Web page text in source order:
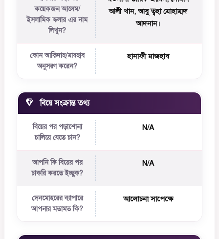
কয়েকজন আলেম/
ইসলামিক স্কলার এর নাম
লিখুন?
আলী খান, আবু ত্বহা মোহাম্মদ
আদনান।
কোন আক্বিদাহ/মাযহাব
অনুসরণ করেন?
হানাফী মাজহাব
বিয়ে সংক্রান্ত তথ্য
বিয়ের পর পড়াশোনা
চালিয়ে যেতে চান?
N/A
আপনি কি বিয়ের পর
চাকরি করতে ইচ্ছুক?
N/A
দেনমোহরের ব্যাপারে
আপনার মতামত কি?
আলোচনা সাপেক্ষে